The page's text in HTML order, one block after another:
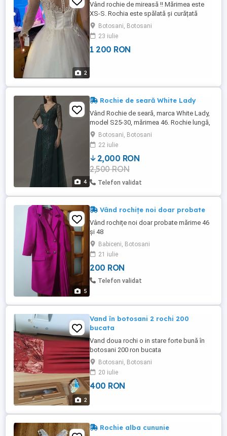
2
Vând rochie de mireasă !! Mărimea este
XS-S. Rochia este spălată și curățată
profesional !! Menționez ca eu în poze
aveam 1,70 înălțime și 50 kg. Dorohoi
Botoșani v-o pot duce personal.
Botosani, Botosani
23 iulie
1 200 RON
4
Rochie de seară White Lady
Vând Rochie de seară, marca White Lady,
model S25-30, mărimea 46. Rochie lungă,
prețioasă, cu decolteu în V ce avantajează
frumos bustul, cu mâneci plasă cu detalii
fine, lejeră pe corp, cu o ușoară trenă de
tul ce dă un aer rafinat rochiței. A fost
purtată o singură dată, câteva ore. Rochia
este ...
Botosani, Botosani
22 iulie
2,000 RON
2,500 RON
Telefon validat
5
Vând rochițe noi doar probate
Vând rochițe noi doar probate mărime 46
și 48
Babiceni, Botosani
21 iulie
200 RON
Telefon validat
2
Vand în botosani 2 rochi 200
bucata
Vand doua rochi o in stare forte bună în
botosani 200 ron bucata
Botosani, Botosani
20 iulie
400 RON
Rochie alba cununie